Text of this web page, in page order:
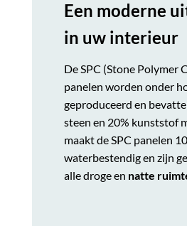
Een moderne
in uw interieur
De SPC (Stone Polymer
panelen worden onder
geproduceerd en
steen en 20% kunststof
maakt de SPC panelen
waterbestendig en zijn
alle droge en natte